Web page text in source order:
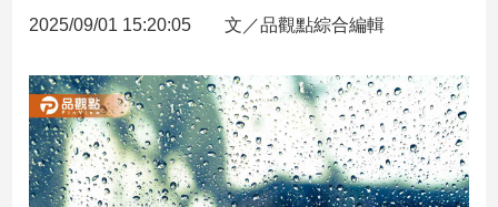
新
產
經/
股
市
房
2025/09/01 15:20:05 文／品觀點綜合編輯